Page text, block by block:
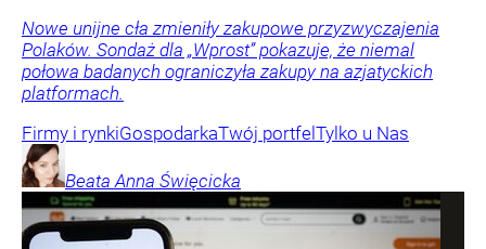
Nowe unijne cła zmieniły zakupowe przyzwyczajenia
Polaków. Sondaż dla „Wprost” pokazuje, że niemal
połowa badanych ograniczyła zakupy na azjatyckich
platformach.
Firmy i rynkiGospodarkaTwój portfelTylko u Nas
Beata Anna Święcicka